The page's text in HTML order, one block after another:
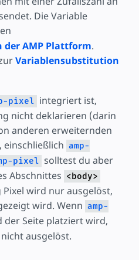
Die Variable
AMP Plattform.
Variablensubstitution
pixel integriert ist,
nicht deklarieren (darin
anderen erweiternden
einschließlich amp-
pixel solltest du aber
Abschnittes <body>
wird nur ausgelöst,
wird. Wenn amp-
der Seite platziert wird,
ausgelöst.